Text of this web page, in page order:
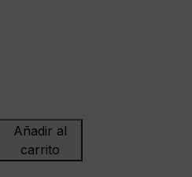
Añadir al
carrito